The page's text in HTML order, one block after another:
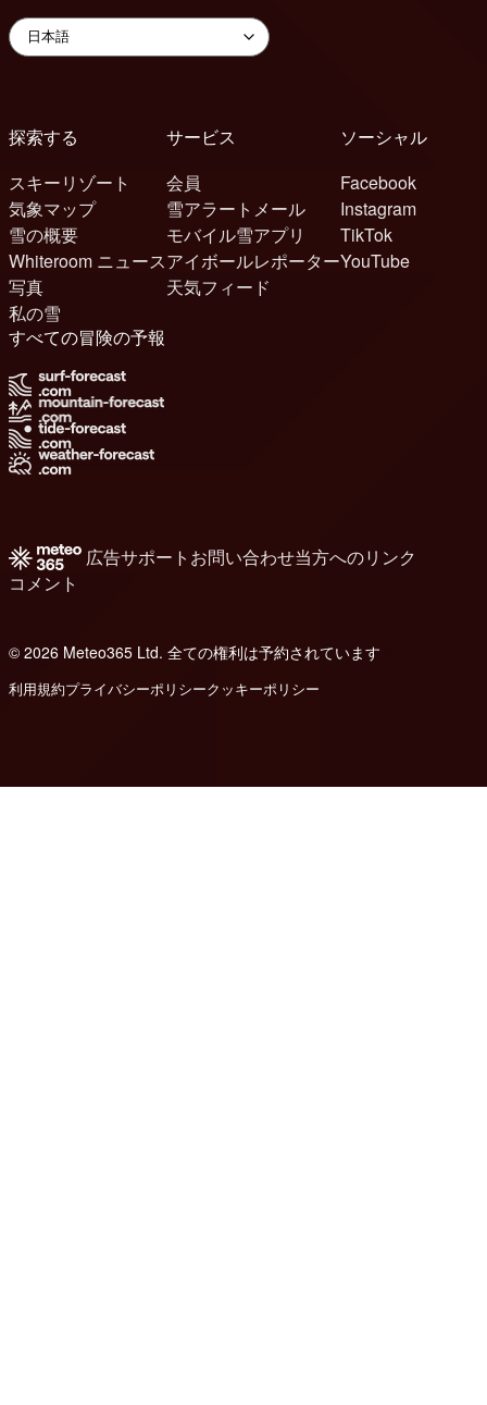
探索する
スキーリゾート
気象マップ
雪の概要
Whiteroom ニュース
写真
私の雪
サービス
会員
雪アラートメール
モバイル雪アプリ
アイボールレポーター
天気フィード
ソーシャル
Facebook
Instagram
TikTok
YouTube
すべての冒険の予報
広告サポート お問い合わせ当方へのリンク
コメント
© 2026 Meteo365 Ltd. 全ての権利は予約されています
利用規約プライバシーポリシークッキーポリシー